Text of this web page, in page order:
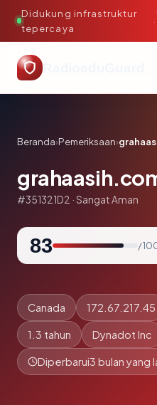
Didukung infrastruktur
tepercaya
·
Beranda›Pemeriksaan›
#351321D2 · Sangat Aman
83 /
Canada 172.67.217.45
1.3 tahun Dynadot Inc
Diperbarui3 bulan yang